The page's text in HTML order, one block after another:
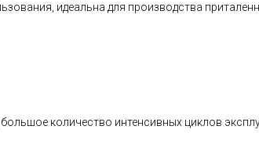
идеальна для производства
количество интенсивных циклов